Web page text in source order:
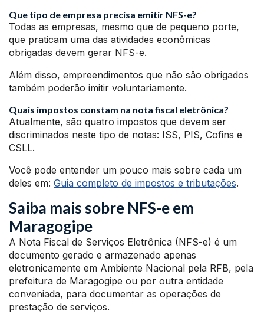
Que tipo de empresa precisa emitir NFS-e?
Todas as empresas, mesmo que de pequeno porte,
que praticam uma das atividades econômicas
obrigadas devem gerar NFS-e.
Além disso, empreendimentos que não são obrigados
também poderão imitir voluntariamente.
Quais impostos constam na nota fiscal eletrônica?
Atualmente, são quatro impostos que devem ser
discriminados neste tipo de notas: ISS, PIS, Cofins e
CSLL.
Você pode entender um pouco mais sobre cada um
deles em: Guia completo de impostos e tributações.
Saiba mais sobre NFS-e em
Maragogipe
A Nota Fiscal de Serviços Eletrônica (NFS-e) é um
documento gerado e armazenado apenas
eletronicamente em Ambiente Nacional pela RFB, pela
prefeitura de Maragogipe ou por outra entidade
conveniada, para documentar as operações de
prestação de serviços.